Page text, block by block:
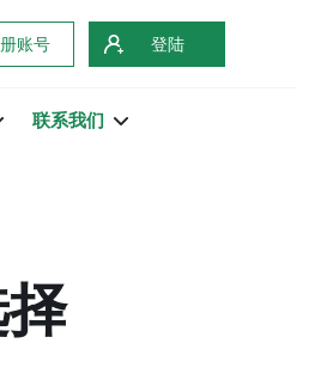
账号 登陆
联系我们